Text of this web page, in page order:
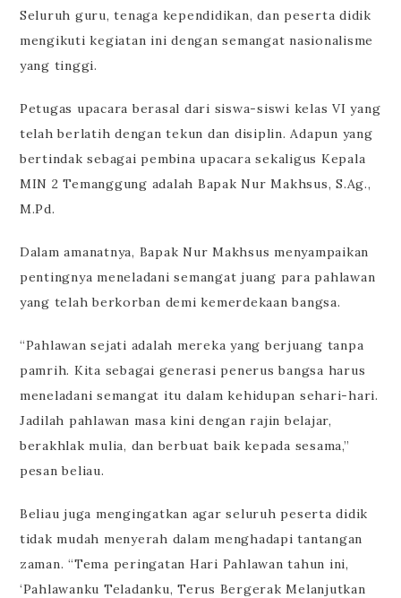
Seluruh guru, tenaga kependidikan, dan peserta didik
mengikuti kegiatan ini dengan semangat nasionalisme
yang tinggi.
Petugas upacara berasal dari siswa-siswi kelas VI yang
telah berlatih dengan tekun dan disiplin. Adapun yang
bertindak sebagai pembina upacara sekaligus Kepala
MIN 2 Temanggung adalah Bapak Nur Makhsus, S.Ag.,
M.Pd.
Dalam amanatnya, Bapak Nur Makhsus menyampaikan
pentingnya meneladani semangat juang para pahlawan
yang telah berkorban demi kemerdekaan bangsa.
“Pahlawan sejati adalah mereka yang berjuang tanpa
pamrih. Kita sebagai generasi penerus bangsa harus
meneladani semangat itu dalam kehidupan sehari-hari.
Jadilah pahlawan masa kini dengan rajin belajar,
berakhlak mulia, dan berbuat baik kepada sesama,”
pesan beliau.
Beliau juga mengingatkan agar seluruh peserta didik
tidak mudah menyerah dalam menghadapi tantangan
zaman. “Tema peringatan Hari Pahlawan tahun ini,
‘Pahlawanku Teladanku, Terus Bergerak Melanjutkan